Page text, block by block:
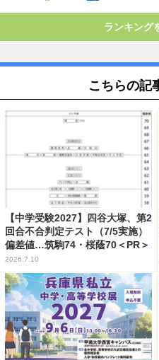
ランキング
こちらの記
【中学受験2027】四谷大塚、第2
回合不合判定テスト（7/5実施）
偏差値…筑駒74・桜蔭70＜PR＞
2026.7.10